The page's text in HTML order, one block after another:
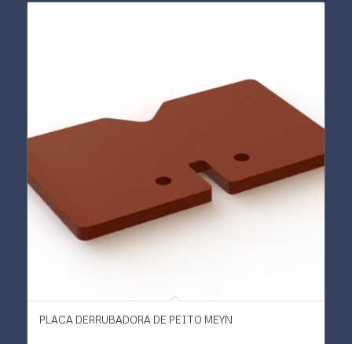
PLACA DERRUBADORA DE PEITO MEYN